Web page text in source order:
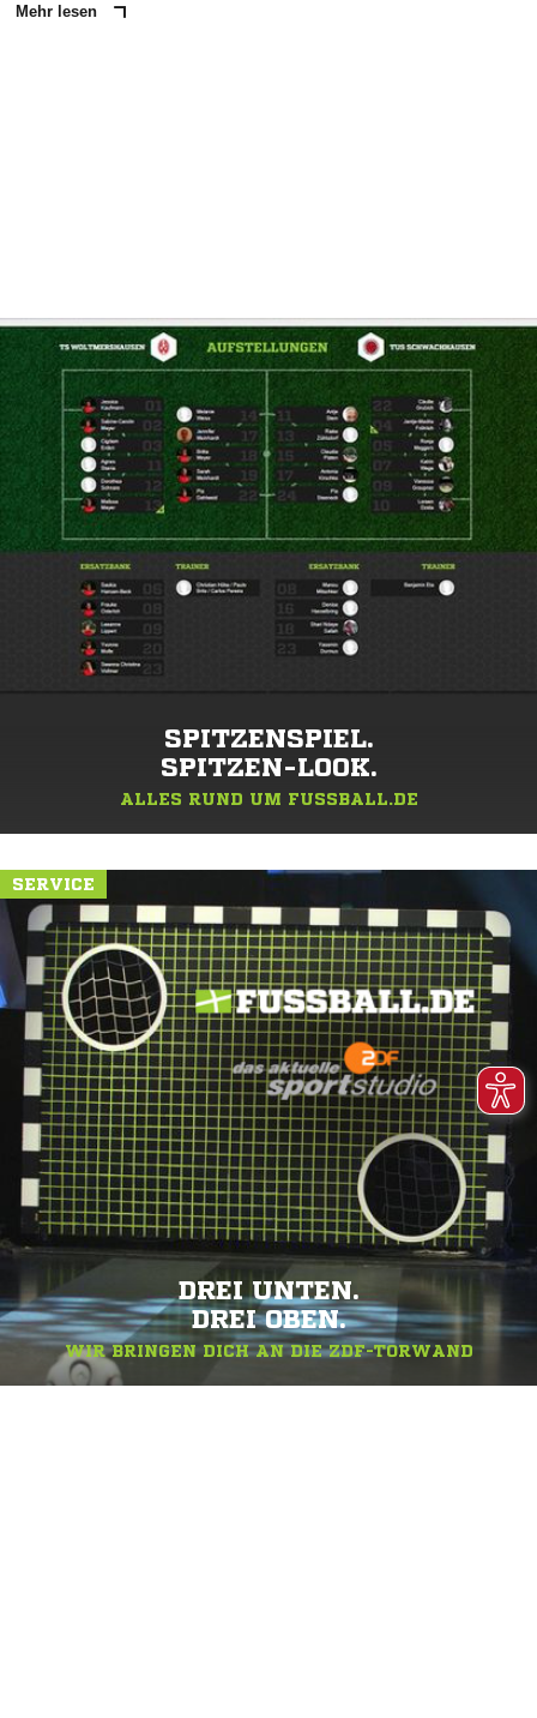
Mehr lesen
SPITZENSPIEL.
SPITZEN-LOOK.
ALLES RUND UM FUSSBALL.DE
SERVICE
DREI UNTEN.
DREI OBEN.
WIR BRINGEN DICH AN DIE ZDF-TORWAND